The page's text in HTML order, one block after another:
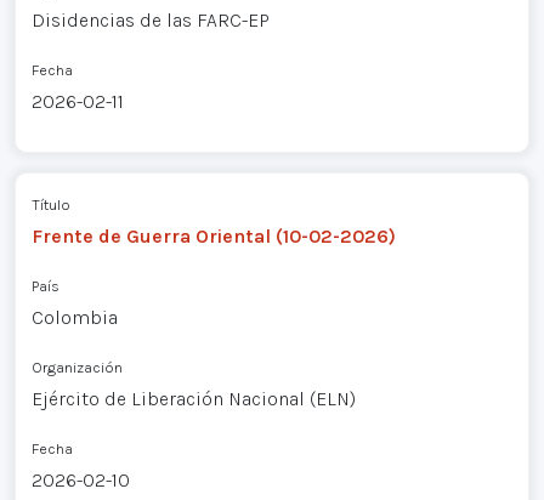
Disidencias de las FARC-EP
Fecha
2026-02-11
Título
Frente de Guerra Oriental (10-02-2026)
País
Colombia
Organización
Ejército de Liberación Nacional (ELN)
Fecha
2026-02-10